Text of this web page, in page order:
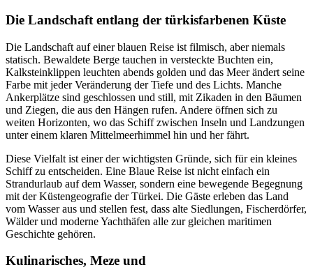
Die Landschaft entlang der türkisfarbenen Küste
Die Landschaft auf einer blauen Reise ist filmisch, aber niemals
statisch. Bewaldete Berge tauchen in versteckte Buchten ein,
Kalksteinklippen leuchten abends golden und das Meer ändert seine
Farbe mit jeder Veränderung der Tiefe und des Lichts. Manche
Ankerplätze sind geschlossen und still, mit Zikaden in den Bäumen
und Ziegen, die aus den Hängen rufen. Andere öffnen sich zu
weiten Horizonten, wo das Schiff zwischen Inseln und Landzungen
unter einem klaren Mittelmeerhimmel hin und her fährt.
Diese Vielfalt ist einer der wichtigsten Gründe, sich für ein kleines
Schiff zu entscheiden. Eine Blaue Reise ist nicht einfach ein
Strandurlaub auf dem Wasser, sondern eine bewegende Begegnung
mit der Küstengeografie der Türkei. Die Gäste erleben das Land
vom Wasser aus und stellen fest, dass alte Siedlungen, Fischerdörfer,
Wälder und moderne Yachthäfen alle zur gleichen maritimen
Geschichte gehören.
Kulinarisches, Meze und